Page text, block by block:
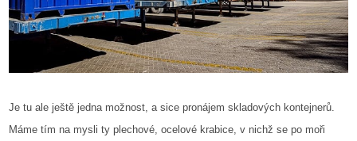
Je tu ale ještě jedna možnost, a sice pronájem skladových kontejnerů.
Máme tím na mysli ty plechové, ocelové krabice, v nichž se po moři